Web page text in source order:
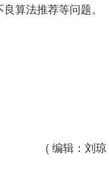
算法推荐等问题。
( 编辑：刘